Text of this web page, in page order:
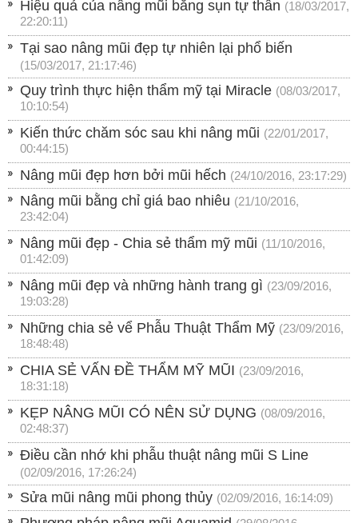
Hiệu quả của nâng mũi bằng sụn tự thân (18/03/2017,
22:20:11)
Tại sao nâng mũi đẹp tự nhiên lại phổ biến
(15/03/2017, 21:17:46)
Quy trình thực hiện thẩm mỹ tại Miracle (08/03/2017,
10:10:54)
Kiến thức chăm sóc sau khi nâng mũi (22/01/2017,
00:44:15)
Nâng mũi đẹp hơn bởi mũi hếch (24/10/2016, 23:17:29)
Nâng mũi bằng chỉ giá bao nhiêu (21/10/2016,
23:42:04)
Nâng mũi đẹp - Chia sẻ thẩm mỹ mũi (11/10/2016,
01:42:09)
Nâng mũi đẹp và những hành trang gì (23/09/2016,
19:03:28)
Những chia sẻ vể Phẫu Thuật Thẩm Mỹ (23/09/2016,
18:48:48)
CHIA SẺ VẤN ĐỀ THẨM MỸ MŨI (23/09/2016,
18:31:18)
KẸP NÂNG MŨI CÓ NÊN SỬ DỤNG (08/09/2016,
02:48:37)
Điều cần nhớ khi phẫu thuật nâng mũi S Line
(02/09/2016, 17:26:24)
Sửa mũi nâng mũi phong thủy (02/09/2016, 16:14:09)